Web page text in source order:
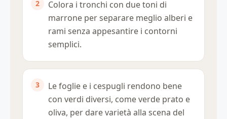
Colora i tronchi con due toni di
marrone per separare meglio alberi e
rami senza appesantire i contorni
semplici.
Le foglie e i cespugli rendono bene
con verdi diversi, come verde prato e
oliva, per dare varietà alla scena del